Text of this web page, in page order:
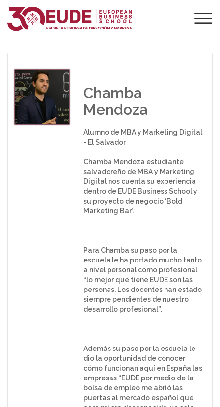
¿QUÉ OPINAN LOS
ALUMNOS SOBRE
Chamba
Mendoza
Alumno de MBA y Marketing Digital
- El Salvador
Chamba Mendoza estudiante
salvadoreño de MBA y Marketing
Digital nos cuenta su experiencia
dentro de EUDE Business School y
su proyecto de negocio ‘Bold
Marketing Bar’.
Para Chamba su paso por la
escuela le ha portado mucho tanto
a nivel personal como profesional
“lo mejor que tiene EUDE son las
personas. Los docentes han estado
siempre pendientes de nuestro
desarrollo profesional”.
Además su paso por la escuela le
dio la oportunidad de conocer
cómo funcionan aquí en España las
empresas “EUDE por medio de la
bolsa de empleo me abrió las
puertas al mercado español que